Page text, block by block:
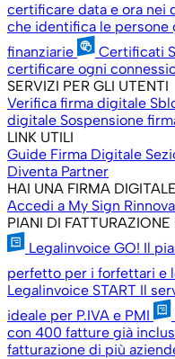
certificare data e ora nei
che identifica le persone
finanziarie
Certificati
certificare ogni
SERVIZI PER GLI UTENTI
Verifica firma digitale
digitale Sospensione
LINK UTILI
Guide Firma Digitale
Diventa Partner
HAI UNA FIRMA
Accedi a My Sign
PIANI DI
Legalinvoice GO! Il
perfetto per i forfettari e
Legalinvoice START Il
ideale per P.IVA e PMI
con 400 fatture già
fatturazione di più